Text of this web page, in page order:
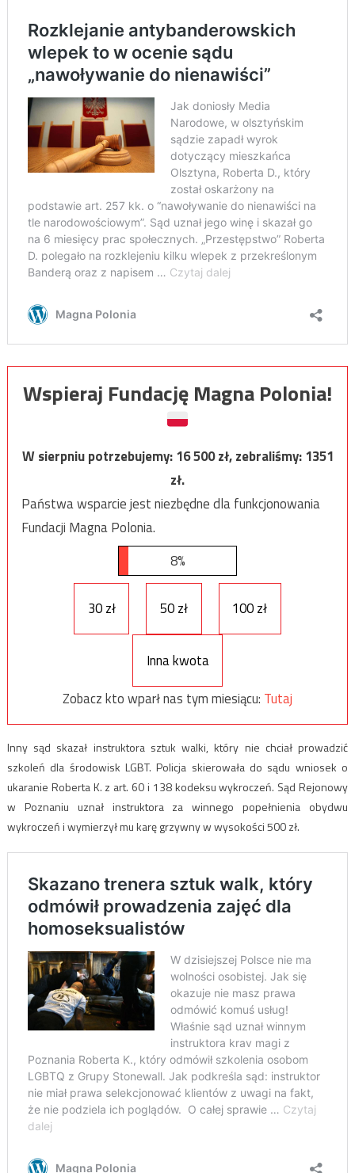
Wspieraj Fundację Magna Polonia!
W sierpniu potrzebujemy:16 500zł, zebraliśmy:1351
zł.
Państwa wsparcie jest niezbędne dla funkcjonowania
Fundacji Magna Polonia.
8%
30 zł 50 zł 100 zł
Inna kwota
Zobacz kto wparł nas tym miesiącu: Tutaj
Inny sąd skazał instruktora sztuk walki, który nie chciał prowadzić
szkoleń dla środowisk LGBT. Policja skierowała do sądu wniosek o
ukaranie Roberta K. z art. 60 i 138 kodeksu wykroczeń. Sąd Rejonowy
w Poznaniu uznał instruktora za winnego popełnienia obydwu
wykroczeń i wymierzył mu karę grzywny w wysokości 500 zł.